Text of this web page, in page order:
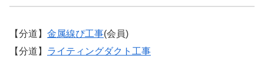
【分道】 金属線ぴ工事(会員)
【分道】 ライティングダクト工事